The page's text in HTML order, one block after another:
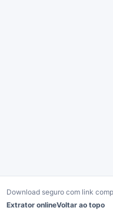
Download seguro com link
Extrator onlineVoltar ao topo